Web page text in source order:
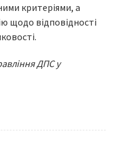
критеріями, а
щодо відповідності
ДПС у